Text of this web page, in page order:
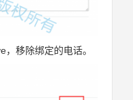
移除绑定的电话。